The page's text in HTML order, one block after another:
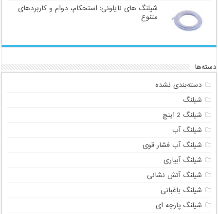
شیلنگ های نایلونی: استحکام، دوام و کاربردهای
متنوع
دسته‌ها
دسته‌بندی نشده
شیلنگ
شیلنگ 2 اینچ
شیلنگ آب
شیلنگ آب فشار قوی
شیلنگ آبیاری
شیلنگ آتش نشانی
شیلنگ باغبانی
شیلنگ پارچه ای